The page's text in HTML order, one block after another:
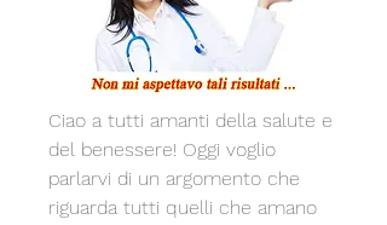
Ciao a tutti amanti della salute e
del benessere! Oggi voglio
parlarvi di un argomento che
riguarda tutti quelli che amano